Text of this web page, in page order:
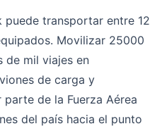
transportar entre 12
Movilizar 25000
de mil viajes en
de carga y
de la Fuerza Aérea
del país hacia el punto